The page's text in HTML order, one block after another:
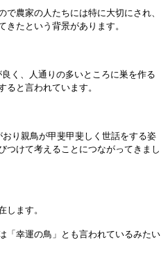
農家の人たちには特に大切にされ、
たという背景があります。
く、人通りの多いところに巣を作る
ると言われています。
おり親鳥が甲斐甲斐しく世話をする姿
つけて考えることにつながってきまし
します。
「幸運の鳥」とも言われているみたい